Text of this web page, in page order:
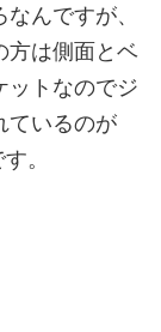
んですが、
方は側面とベ
ットなのでジ
ているのが
。